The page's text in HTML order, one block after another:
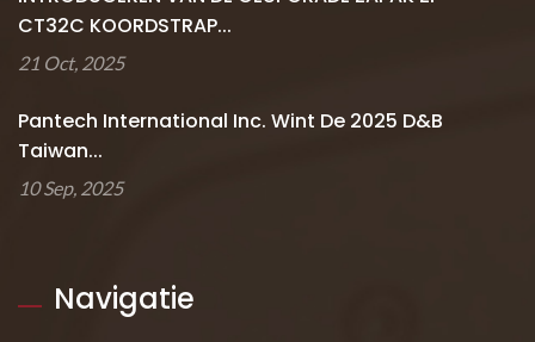
CT32C KOORDSTRAP...
21 Oct, 2025
Pantech International Inc. Wint De 2025 D&B
Taiwan...
10 Sep, 2025
Navigatie